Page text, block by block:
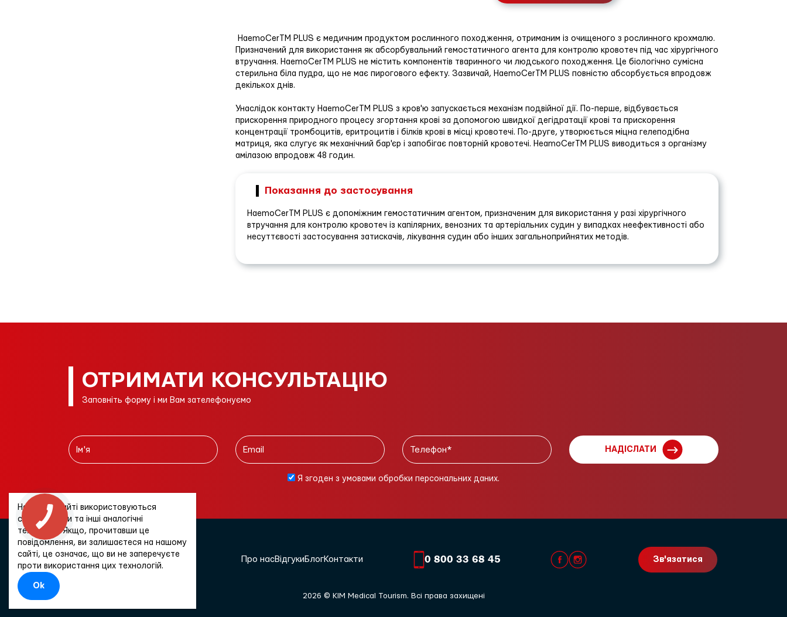
HaemoCerTM PLUS є медичним продуктом рослинного походження, отриманим із очищеного з рослинного крохмалю.
Призначений для використання як абсорбувальний гемостатичного агента для контролю кровотеч під час хірургічного
втручання. HaemoCerTM PLUS не містить компонентів тваринного чи людського походження. Це біологічно сумісна
стерильна біла пудра, що не має пирогового ефекту. Зазвичай, HaemoCerTM PLUS повністю абсорбується впродовж
декількох днів.
Унаслідок контакту HaemoCerTM PLUS з кров'ю запускається механізм подвійної дії. По-перше, відбувається
прискорення природного процесу згортання крові за допомогою швидкої дегідратації крові та прискорення
концентрації тромбоцитів, еритроцитів і білків крові в місці кровотечі. По-друге, утворюється міцна гелеподібна
матриця, яка слугує як механічний бар'єр і запобігає повторній кровотечі. HeamoCerTM PLUS виводиться з організму
амілазою впродовж 48 годин.
Показання до застосування
HaemoCerTM PLUS є допоміжним гемостатичним агентом, призначеним для використання у разі хірургічного
втручання для контролю кровотеч із капілярних, венозних та артеріальних судин у випадках неефективності або
несуттєвості застосування затискачів, лікування судин або інших загальноприйнятих методів.
ОТРИМАТИ КОНСУЛЬТАЦІЮ
Заповніть форму і ми Вам зателефонуємо
НАДІСЛАТИ
Я згоден з умовами обробки персональних даних.
Про насВідгуки БлогКонтакти 0 800 33 68 45 Зв'язатися
2026 © KIM Medical Tourism. Всі права захищені
На цьому сайті використовуються
cookie-файли та інші аналогічні
технології. Якщо, прочитавши це
повідомлення, ви залишаєтеся на нашому
сайті, це означає, що ви не заперечуєте
проти використання цих технологій.
Ok